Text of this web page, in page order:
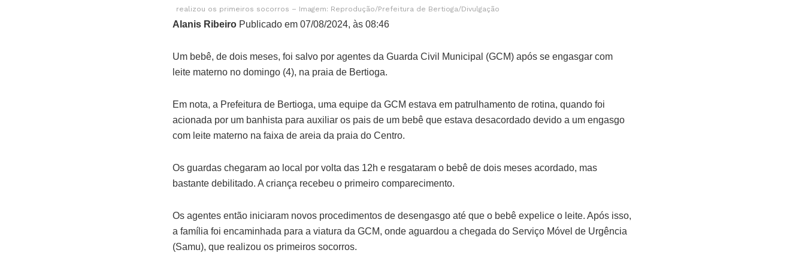
realizou os primeiros socorros – Imagem: Reprodução/Prefeitura de Bertioga/Divulgação
Alanis Ribeiro Publicado em 07/08/2024, às 08:46
Um bebê, de dois meses, foi salvo por agentes da Guarda Civil Municipal (GCM) após se engasgar com
leite materno no domingo (4), na praia de Bertioga.
Em nota, a Prefeitura de Bertioga, uma equipe da GCM estava em patrulhamento de rotina, quando foi
acionada por um banhista para auxiliar os pais de um bebê que estava desacordado devido a um engasgo
com leite materno na faixa de areia da praia do Centro.
Os guardas chegaram ao local por volta das 12h e resgataram o bebê de dois meses acordado, mas
bastante debilitado. A criança recebeu o primeiro comparecimento.
Os agentes então iniciaram novos procedimentos de desengasgo até que o bebê expelice o leite. Após isso,
a família foi encaminhada para a viatura da GCM, onde aguardou a chegada do Serviço Móvel de Urgência
(Samu), que realizou os primeiros socorros.